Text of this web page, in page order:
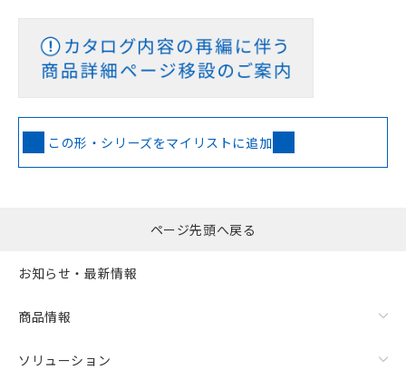
この形・シリーズをマイリストに追加
ページ先頭へ戻る
お知らせ・最新情報
商品情報
ソリューション